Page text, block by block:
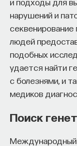
нарушений и
секвенирование
людей
подобных
удается найти
с болезнями, и
медиков
Поиск
Международный
восполнялись и
Ответы на эти и
записавшисьна
своим сном».
Пройдя этот
— Лучше